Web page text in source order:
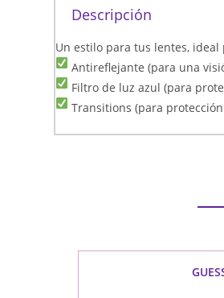
Descripción
Un estilo para tus lentes,
Antireflejante (para una
Filtro de luz azul (para
Transitions (para